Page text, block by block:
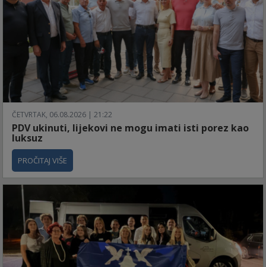
ČETVRTAK, 06.08.2026 | 21:22
PDV ukinuti, lijekovi ne mogu imati isti porez kao
luksuz
PROČITAJ VIŠE